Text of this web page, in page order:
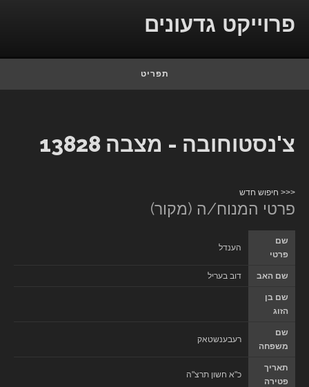
פרוייקט גדעונים
תפריט
צ'נסטוחובה - מצבה 13828
<<< חיפוש חדש
פרטי המנוח/ה (מקור)
שם
פרטי
הענדל
שם האב דוב בעריל
שם בן
הזוג
שם
משפחה
רעבענשטאק
תאריך
פטירה
כ"א חשון תרצ"ה